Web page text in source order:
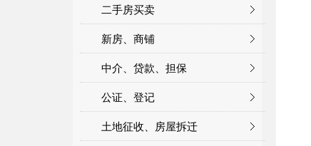
二手房买卖
新房、商铺
中介、贷款、担保
公证、登记
土地征收、房屋拆迁